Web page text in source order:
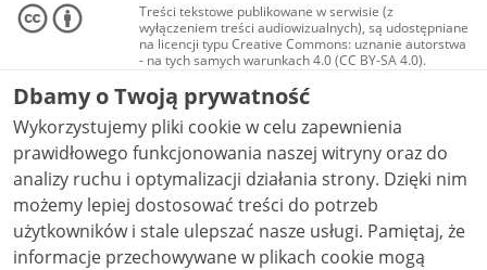
Treści tekstowe publikowane w serwisie (z
wyłączeniem treści audiowizualnych), są udostępniane
na licencji typu Creative Commons: uznanie autorstwa
- na tych samych warunkach 4.0 (CC BY-SA 4.0).
Materiały audiowizualne, w tym zdjęcia, materiały
audio i wideo, są udostępniane na licencji typu
Creative Commons: uznanie autorstwa użycie
niekomercyjne - bez utworów zależnych 4.0 (CC BY-
NC-ND 4.0), o ile nie jest to stwierdzone inaczej.
Dbamy o Twoją prywatność
Wykorzystujemy pliki cookie w celu zapewnienia
prawidłowego funkcjonowania naszej witryny oraz do
analizy ruchu i optymalizacji działania strony. Dzięki nim
możemy lepiej dostosować treści do potrzeb
użytkowników i stale ulepszać nasze usługi. Pamiętaj, że
informacje przechowywane w plikach cookie mogą